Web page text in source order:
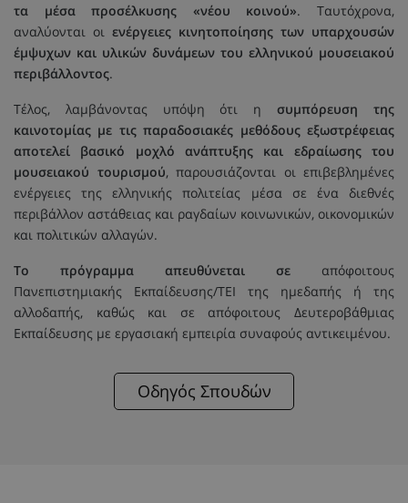
τα μέσα προσέλκυσης «νέου κοινού». Ταυτόχρονα,
αναλύονται οι ενέργειες κινητοποίησης των υπαρχουσών
έμψυχων και υλικών δυνάμεων του ελληνικού μουσειακού
περιβάλλοντος.
Τέλος, λαμβάνοντας υπόψη ότι ησυμπόρευση της
καινοτομίας με τις παραδοσιακές μεθόδους εξωστρέφειας
αποτελεί βασικό μοχλό ανάπτυξης και εδραίωσης του
μουσειακού τουρισμού, παρουσιάζονται οι επιβεβλημένες
ενέργειες της ελληνικής πολιτείας μέσα σε ένα διεθνές
περιβάλλον αστάθειας και ραγδαίων κοινωνικών, οικονομικών
και πολιτικών αλλαγών.
Το πρόγραμμα απευθύνεται σε απόφοιτους
Πανεπιστημιακής Εκπαίδευσης/ΤΕΙ της ημεδαπής ή της
αλλοδαπής, καθώς και σε απόφοιτους Δευτεροβάθμιας
Εκπαίδευσης με εργασιακή εμπειρία συναφούς αντικειμένου.
Οδηγός Σπουδών